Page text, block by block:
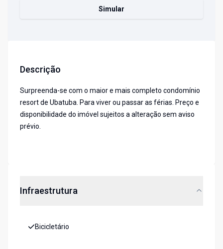
Simular
Descrição
Surpreenda-se com o maior e mais completo condomínio
resort de Ubatuba. Para viver ou passar as férias. Preço e
disponibilidade do imóvel sujeitos a alteração sem aviso
prévio.
Infraestrutura
Bicicletário